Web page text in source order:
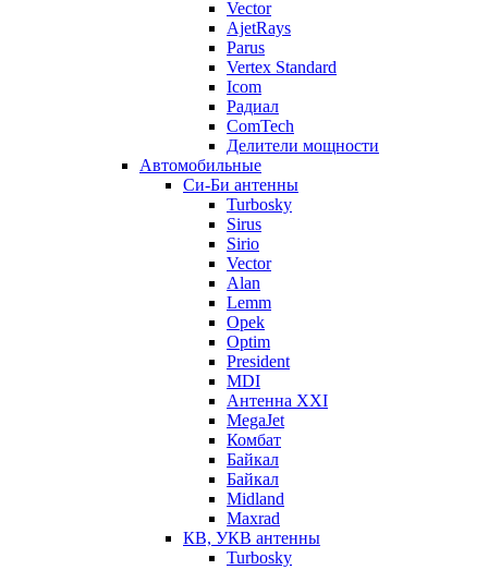
Vector
AjetRays
Parus
Vertex Standard
Icom
Радиал
ComTech
Делители мощности
Автомобильные
Си-Би антенны
Turbosky
Sirus
Sirio
Vector
Alan
Lemm
Opek
Optim
President
MDI
Антенна XXI
MegaJet
Комбат
Байкал
Байкал
Midland
Maxrad
КВ, УКВ антенны
Turbosky